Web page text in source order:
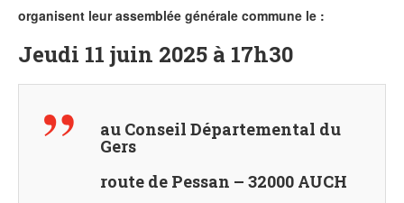
organisent leur assemblée générale commune le :
Jeudi 11 juin 2025 à 17h30
au Conseil Départemental du
Gers
route de Pessan – 32000 AUCH